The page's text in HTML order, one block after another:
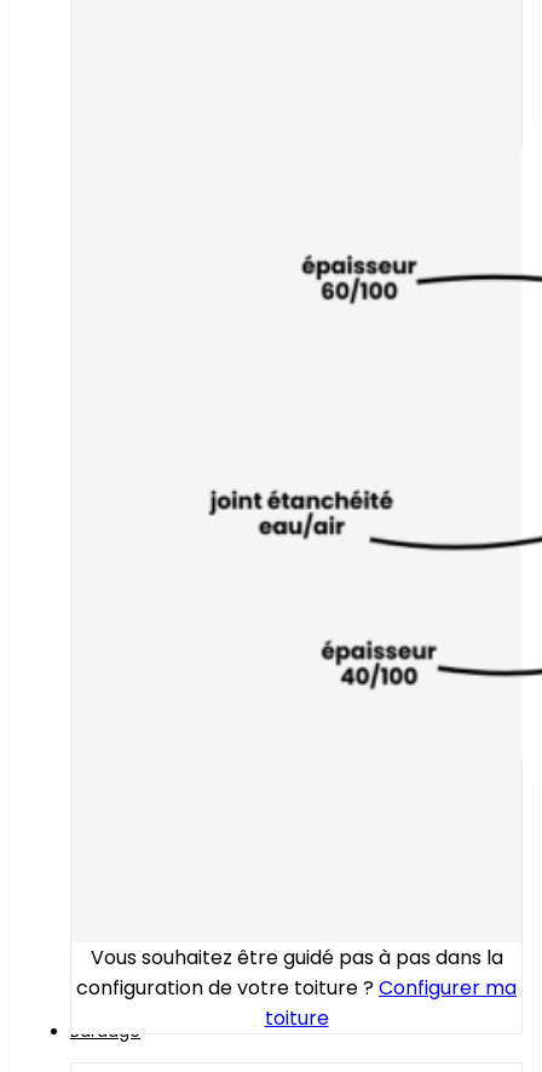
Vous souhaitez être guidé pas à pas dans la
configuration de votre toiture ?Configurer ma
toiture
Bardage